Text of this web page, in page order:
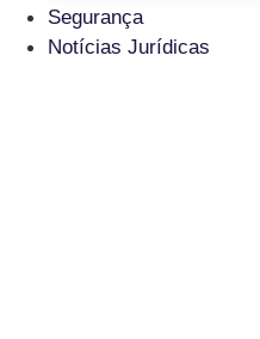
Segurança
Notícias Jurídicas